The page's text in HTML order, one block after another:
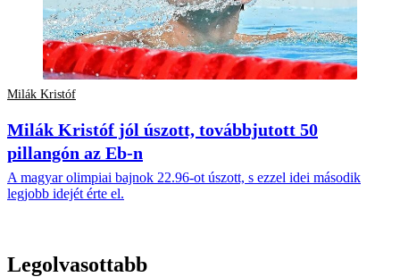
Milák Kristóf
Milák Kristóf jól úszott, továbbjutott 50
pillangón az Eb-n
A magyar olimpiai bajnok 22.96-ot úszott, s ezzel idei második
legjobb idejét érte el.
Legolvasottabb